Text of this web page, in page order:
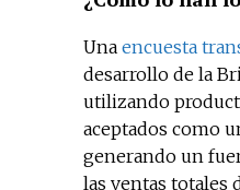
Una encuesta
desarrollo de la
utilizando
aceptados como
generando un
las ventas totales